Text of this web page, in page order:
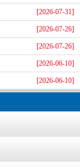
[2026-07-31]
[2026-07-26]
[2026-07-26]
[2026-06-10]
[2026-06-10]